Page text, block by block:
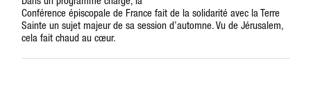
Conférence épiscopale de France fait de la solidarité avec la Terre
Sainte un sujet majeur de sa session d’automne. Vu de Jérusalem,
cela fait chaud au cœur.